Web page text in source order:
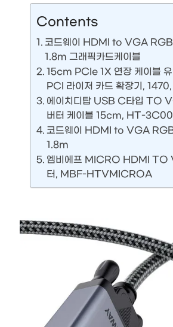
Contents
코드웨이 HDMI to VGA RGB
1.8m 그래픽카드케이블
15cm PCIe 1X 연장 케이블
PCI 라이저 카드 확장기, 1470,
에이치디탑 USB C타입 TO
버터 케이블 15cm, HT-
코드웨이 HDMI to VGA RGB
1.8m
엠비에프 MICRO HDMI TO
터, MBF-HTVMICROA